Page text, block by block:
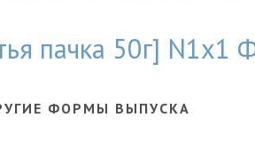
пачка 50г] N1x1
ФОРМЫ ВЫПУСКА